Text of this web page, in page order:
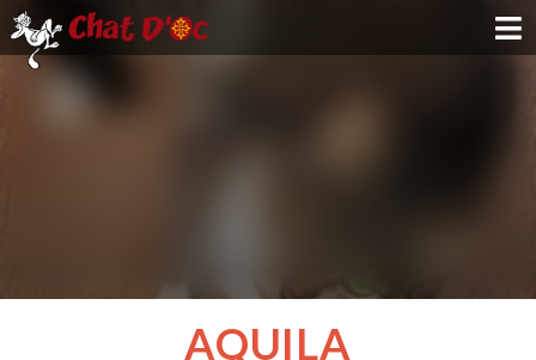
AQUILA